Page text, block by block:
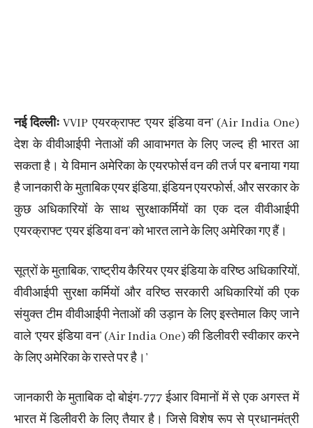
नई दिल्लीः VVIP एयरक्राफ्ट ‘एयर इंडिया वन’ (Air India One)
देश के वीवीआईपी नेताओं की आवाभगत के लिए जल्द ही भारत आ
सकता है। ये विमान अमेरिका के एयरफोर्स वन की तर्ज पर बनाया गया
है जानकारी के मुताबिक एयर इंडिया, इंडियन एयरफोर्स, और सरकार के
कुछ अधिकारियों के साथ सुरक्षाकर्मियों का एक दल वीवीआईपी
एयरक्राफ्ट ‘एयर इंडिया वन’ को भारत लाने के लिए अमेरिका गए हैं।
सूत्रों के मुताबिक, ‘राष्ट्रीय कैरियर एयर इंडिया के वरिष्ठ अधिकारियों,
वीवीआईपी सुरक्षा कर्मियों और वरिष्ठ सरकारी अधिकारियों की एक
संयुक्त टीम वीवीआईपी नेताओं की उड़ान के लिए इस्तेमाल किए जाने
वाले ‘एयर इंडिया वन’ (Air India One) की डिलीवरी स्वीकार करने
के लिए अमेरिका के रास्ते पर है।’
जानकारी के मुताबिक दो बोइंग-777 ईआर विमानों में से एक अगस्त में
भारत में डिलीवरी के लिए तैयार है। जिसे विशेष रूप से प्रधानमंत्री